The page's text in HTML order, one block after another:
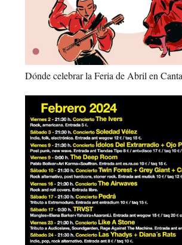
Dónde celebrar la Feria de Abril en